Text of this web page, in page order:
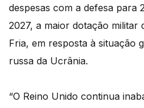
despesas com a defesa para
2027, a maior dotação militar
Fria, em resposta à situação
russa da Ucrânia.
“O Reino Unido continua